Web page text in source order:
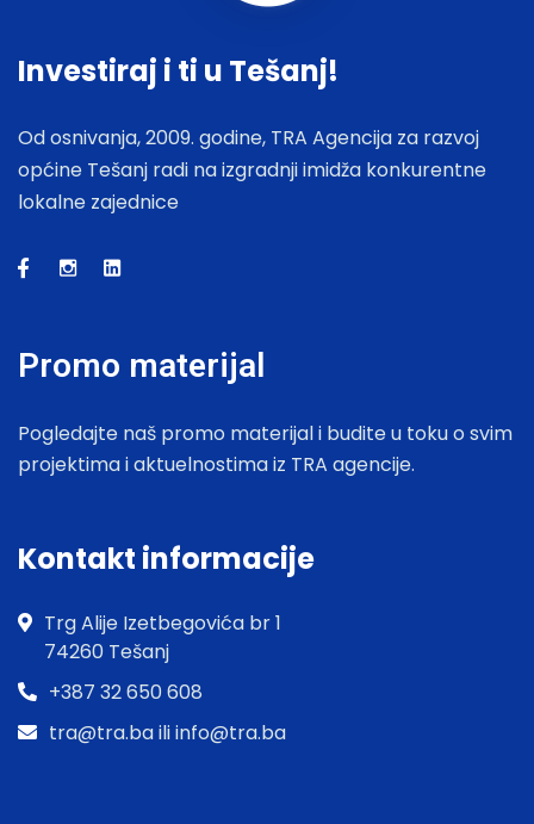
Investiraj i ti u Tešanj!
Od osnivanja, 2009. godine, TRA Agencija za razvoj
općine Tešanj radi na izgradnji imidža konkurentne
lokalne zajednice
Promo materijal
Pogledajte naš promo materijal i budite u toku o svim
projektima i aktuelnostima iz TRA agencije.
Kontakt informacije
Trg Alije Izetbegovića br 1
74260 Tešanj
+387 32 650 608
tra@tra.ba ili info@tra.ba